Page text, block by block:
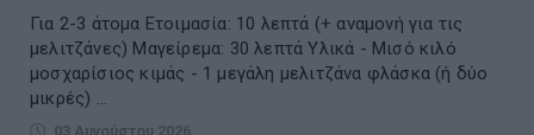
Για 2-3 άτομα Ετοιμασία: 10 λεπτά (+ αναμονή για τις
μελιτζάνες) Μαγείρεμα: 30 λεπτά Υλικά - Μισό κιλό
μοσχαρίσιος κιμάς - 1 μεγάλη μελιτζάνα φλάσκα (ή δύο
μικρές) ...
03 Αυγούστου 2026